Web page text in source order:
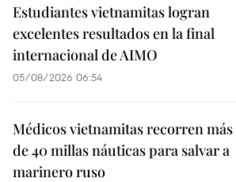
Estudiantes vietnamitas logran
excelentes resultados en la final
internacional de AIMO
05/08/2026 06:54
Médicos vietnamitas recorren más
de 40 millas náuticas para salvar a
marinero ruso